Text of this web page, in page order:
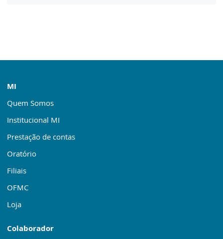
MI
Quem Somos
Institucional MI
Prestação de contas
Oratório
Filiais
OFMC
Loja
Colaborador